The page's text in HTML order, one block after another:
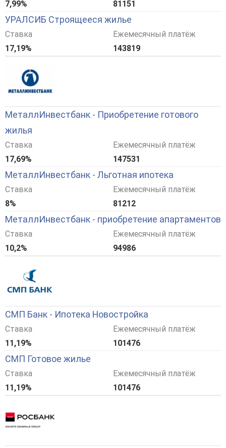
7,99% 81151
УРАЛСИБ Строящееся жилье
Ставка
17,19%
Ежемесячный платёж
143819
МеталлИнвестбанк - Приобретение готового
жилья
Ставка
17,69%
Ежемесячный платёж
147531
МеталлИнвестбанк - Льготная ипотека
Ставка
8%
Ежемесячный платёж
81212
МеталлИнвестбанк - приобретение апартаментов
Ставка
10,2%
Ежемесячный платёж
94986
СМП Банк - Ипотека Новостройка
Ставка
11,19%
Ежемесячный платёж
101476
СМП Готовое жилье
Ставка
11,19%
Ежемесячный платёж
101476